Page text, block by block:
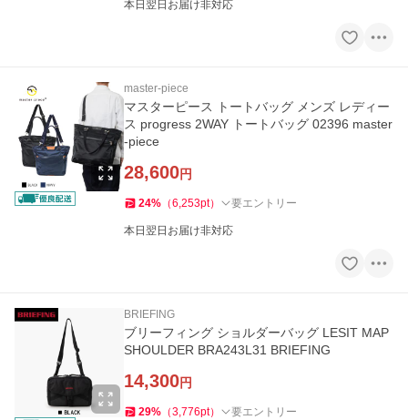
本日翌日お届け非対応
master-piece
マスターピース トートバッグ メンズ レディー
ス progress 2WAY トートバッグ 02396 master
-piece
28,600円
24% （6,253pt） 要エントリー
本日翌日お届け非対応
BRIEFING
ブリーフィング ショルダーバッグ LESIT MAP
SHOULDER BRA243L31 BRIEFING
14,300円
29% （3,776pt） 要エントリー